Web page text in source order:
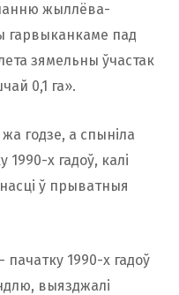
жыллёва-
гарвыканкаме пад
зямельны ўчастак
0,1 га».
годзе, а спыніла
1990-х гадоў, калі
ў прыватныя
1990-х гадоў
выязджалі